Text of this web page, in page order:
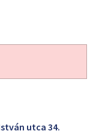
utca 34.